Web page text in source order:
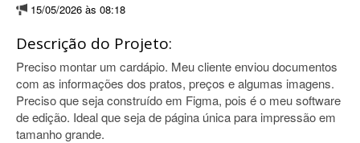
15/05/2026 às 08:18
Descrição do Projeto:
Preciso montar um cardápio. Meu cliente enviou documentos
com as informações dos pratos, preços e algumas imagens.
Preciso que seja construído em Figma, pois é o meu software
de edição. Ideal que seja de página única para impressão em
tamanho grande.